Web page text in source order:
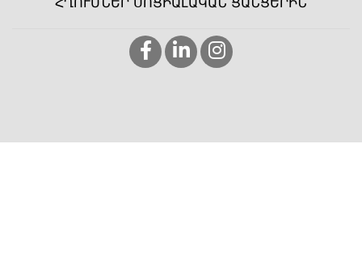
ՀՂՈՒՄՆԵՐ ՍՈՑԻԱԼԱԿԱՆ ՑԱՆՑԵՐԻՆ